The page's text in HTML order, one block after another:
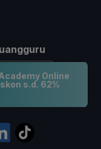
Online
s.d. 62%